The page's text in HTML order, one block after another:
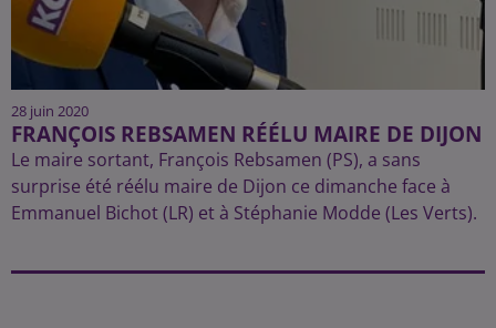
28 juin 2020
FRANÇOIS REBSAMEN RÉÉLU MAIRE DE DIJON
Le maire sortant, François Rebsamen (PS), a sans
surprise été réélu maire de Dijon ce dimanche face à
Emmanuel Bichot (LR) et à Stéphanie Modde (Les Verts).